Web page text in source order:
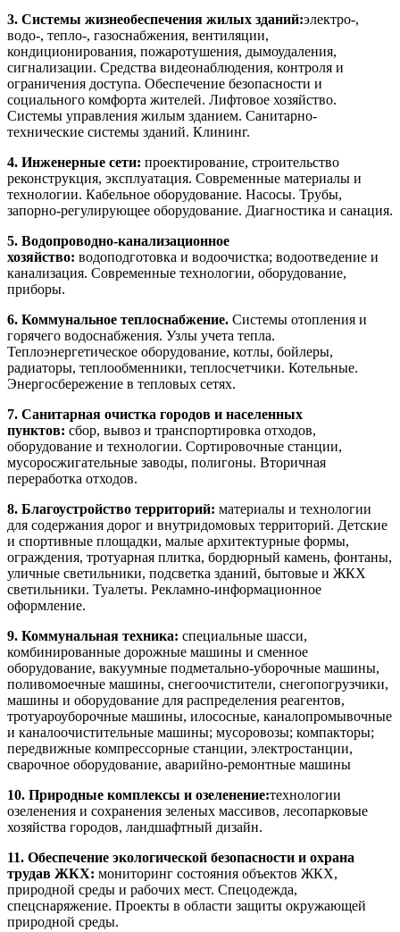
3. Системы жизнеобеспечения жилых зданий:электро-,
водо-, тепло-, газоснабжения, вентиляции,
кондиционирования, пожаротушения, дымоудаления,
сигнализации. Средства видеонаблюдения, контроля и
ограничения доступа. Обеспечение безопасности и
социального комфорта жителей. Лифтовое хозяйство.
Системы управления жилым зданием. Санитарно-
технические системы зданий. Клининг.
4. Инженерные сети: проектирование, строительство
реконструкция, эксплуатация. Современные материалы и
технологии. Кабельное оборудование. Насосы. Трубы,
запорно-регулирующее оборудование. Диагностика и санация.
5. Водопроводно-канализационное
хозяйство: водоподготовка и водоочистка; водоотведение и
канализация. Современные технологии, оборудование,
приборы.
6. Коммунальное теплоснабжение. Системы отопления и
горячего водоснабжения. Узлы учета тепла.
Теплоэнергетическое оборудование, котлы, бойлеры,
радиаторы, теплообменники, теплосчетчики. Котельные.
Энергосбережение в тепловых сетях.
7. Санитарная очистка городов и населенных
пунктов: сбор, вывоз и транспортировка отходов,
оборудование и технологии. Сортировочные станции,
мусоросжигательные заводы, полигоны. Вторичная
переработка отходов.
8. Благоустройство территорий: материалы и технологии
для содержания дорог и внутридомовых территорий. Детские
и спортивные площадки, малые архитектурные формы,
ограждения, тротуарная плитка, бордюрный камень, фонтаны,
уличные светильники, подсветка зданий, бытовые и ЖКХ
светильники. Туалеты. Рекламно-информационное
оформление.
9. Коммунальная техника: специальные шасси,
комбинированные дорожные машины и сменное
оборудование, вакуумные подметально-уборочные машины,
поливомоечные машины, снегоочистители, снегопогрузчики,
машины и оборудование для распределения реагентов,
тротуароуборочные машины, илососные, каналопромывочные
и каналоочистительные машины; мусоровозы; компакторы;
передвижные компрессорные станции, электростанции,
сварочное оборудование, аварийно-ремонтные машины
10. Природные комплексы и озеленение:технологии
озеленения и сохранения зеленых массивов, лесопарковые
хозяйства городов, ландшафтный дизайн.
11. Обеспечение экологической безопасности и охрана
трудав ЖКХ: мониторинг состояния объектов ЖКХ,
природной среды и рабочих мест. Спецодежда,
спецснаряжение. Проекты в области защиты окружающей
природной среды.